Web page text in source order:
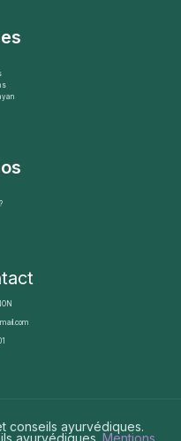
conseils ayurvédiques.